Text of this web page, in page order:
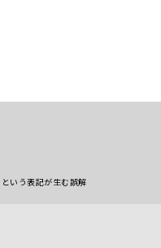
という表記が生む誤解